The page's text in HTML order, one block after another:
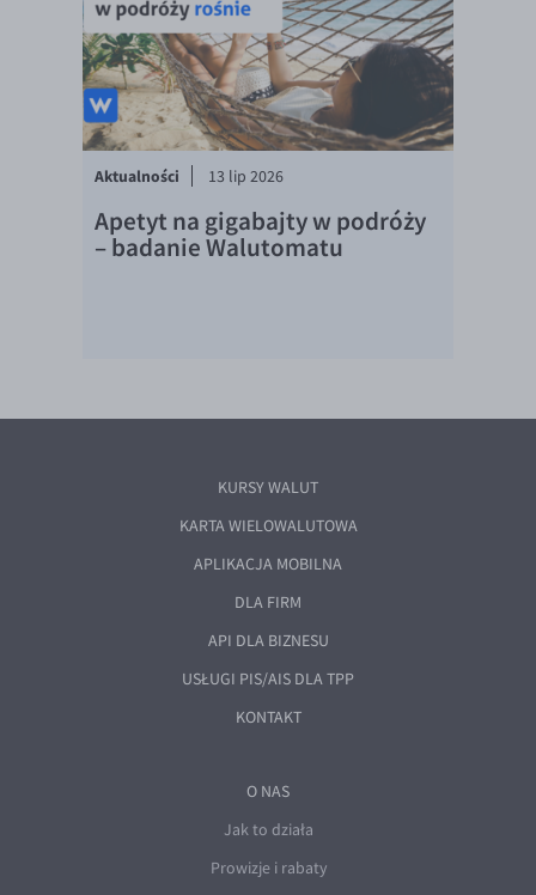
Aktualności 13 lip 2026
Apetyt na gigabajty w podróży
– badanie Walutomatu
KURSY WALUT
KARTA WIELOWALUTOWA
APLIKACJA MOBILNA
DLA FIRM
API DLA BIZNESU
USŁUGI PIS/AIS DLA TPP
KONTAKT
O NAS
Jak to działa
Prowizje i rabaty